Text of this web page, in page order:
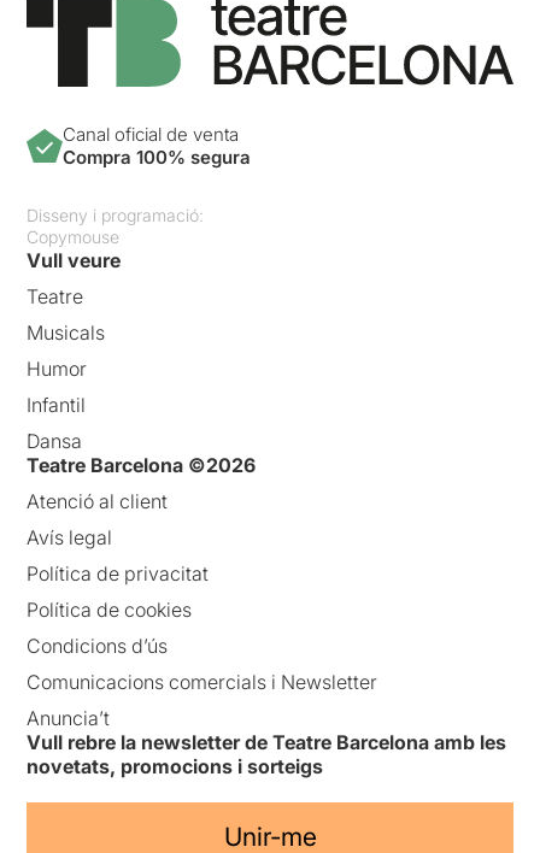
Canal oficial de venta
Compra 100% segura
Disseny i programació:
Copymouse
Vull veure
Teatre
Musicals
Humor
Infantil
Dansa
Teatre Barcelona ©2026
Atenció al client
Avís legal
Política de privacitat
Política de cookies
Condicions d’ús
Comunicacions comercials i Newsletter
Anuncia’t
Vull rebre la newsletter de Teatre Barcelona amb les
novetats, promocions i sorteigs
Unir-me